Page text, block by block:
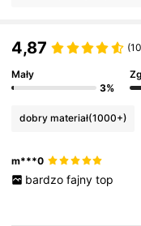
4,87
Mały
3%
dobry materiał(1000+)
m***0
bardzo fajny top